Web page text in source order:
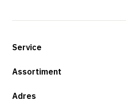
Service
Betalingsmogelijkheden
Retouren & service
Assortiment
Shop
Adres